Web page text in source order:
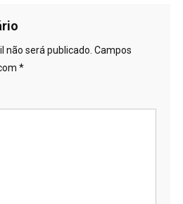
não será publicado. Campos
*